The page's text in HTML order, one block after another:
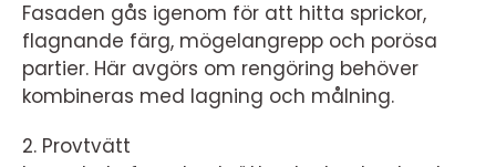
Fasaden gås igenom för att hitta sprickor,
flagnande färg, mögelangrepp och porösa
partier. Här avgörs om rengöring behöver
kombineras med lagning och målning.
2. Provtvätt